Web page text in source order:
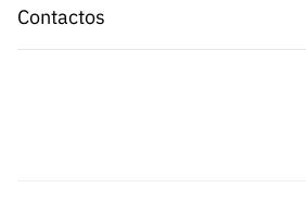
Contactos